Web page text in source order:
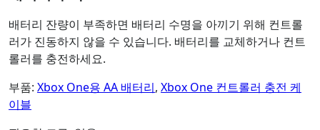
배터리 잔량이 부족하면 배터리 수명을 아끼기 위해 컨트롤
러가 진동하지 않을 수 있습니다. 배터리를 교체하거나 컨트
롤러를 충전하세요.
부품: Xbox One용 AA 배터리, Xbox One 컨트롤러 충전 케
이블